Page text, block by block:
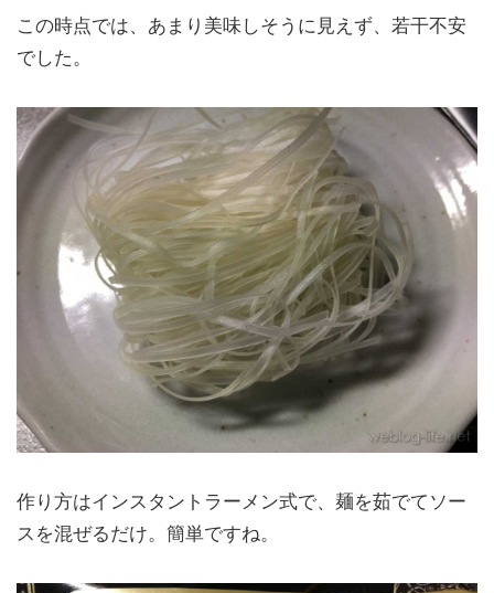
この時点では、あまり美味しそうに見えず、若干不安
でした。
作り方はインスタントラーメン式で、麺を茹でてソー
スを混ぜるだけ。簡単ですね。